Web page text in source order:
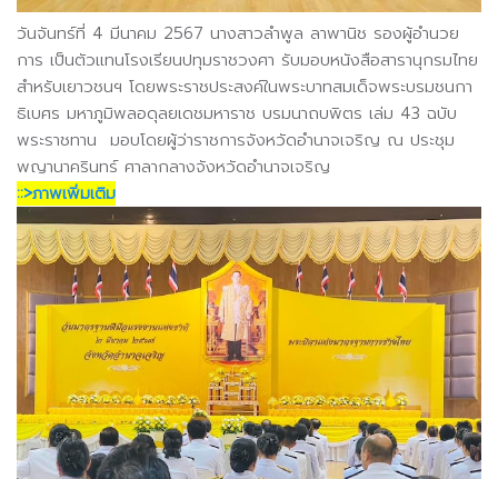
วันจันทร์ที่ 4 มีนาคม 2567 นางสาวลำพูล ลาพานิช รองผู้อำนวย
การ เป็นตัวแทนโรงเรียนปทุมราชวงศา รับมอบหนังสือสารานุกรมไทย
สำหรับเยาวชนฯ โดยพระราชประสงค์ในพระบาทสมเด็จพระบรมชนกา
ธิเบศร มหาภูมิพลอดุลยเดชมหาราช บรมนาถบพิตร เล่ม 43 ฉบับ
พระราชทาน มอบโดยผู้ว่าราชการจังหวัดอำนาจเจริญ ณ ประชุม
พญานาครินทร์ ศาลากลางจังหวัดอำนาจเจริญ
::>ภาพเพิ่มเติม